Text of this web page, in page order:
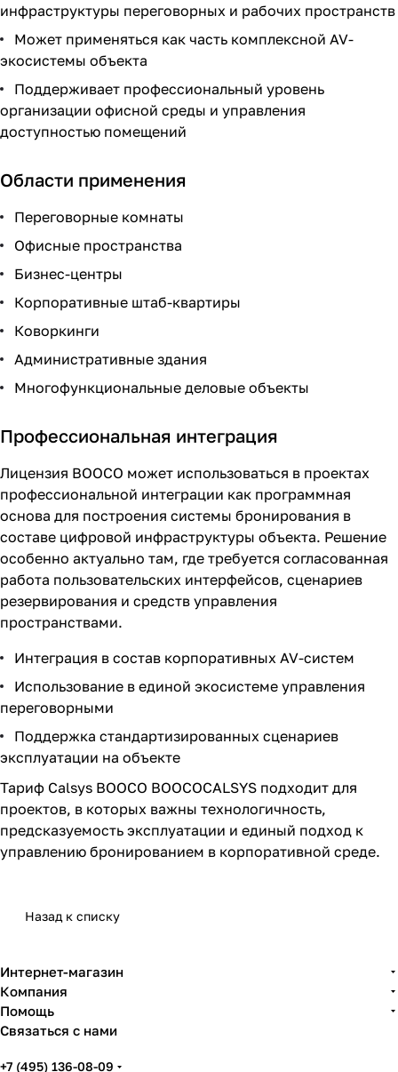
инфраструктуры переговорных и рабочих пространств
Может применяться как часть комплексной AV-
экосистемы объекта
Поддерживает профессиональный уровень
организации офисной среды и управления
доступностью помещений
Области применения
Переговорные комнаты
Офисные пространства
Бизнес-центры
Корпоративные штаб-квартиры
Коворкинги
Административные здания
Многофункциональные деловые объекты
Профессиональная интеграция
Лицензия BOOCO может использоваться в проектах
профессиональной интеграции как программная
основа для построения системы бронирования в
составе цифровой инфраструктуры объекта. Решение
особенно актуально там, где требуется согласованная
работа пользовательских интерфейсов, сценариев
резервирования и средств управления
пространствами.
Интеграция в состав корпоративных AV-систем
Использование в единой экосистеме управления
переговорными
Поддержка стандартизированных сценариев
эксплуатации на объекте
Тариф Calsys BOOCO BOOCOCALSYS подходит для
проектов, в которых важны технологичность,
предсказуемость эксплуатации и единый подход к
управлению бронированием в корпоративной среде.
Назад к списку
Интернет-магазин
Компания
Помощь
Связаться с нами
+7 (495) 136-08-09